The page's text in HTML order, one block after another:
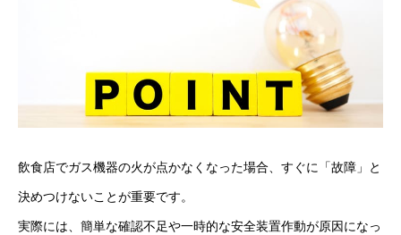
飲食店でガス機器の火が点かなくなった場合、すぐに「故障」と
決めつけないことが重要です。
実際には、簡単な確認不足や一時的な安全装置作動が原因になっ